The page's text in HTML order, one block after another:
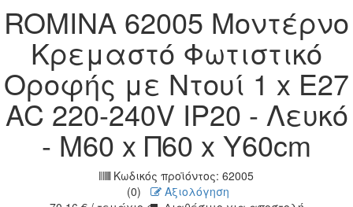
ROMINA 62005 Μοντέρνο
Κρεμαστό Φωτιστικό
Οροφής με Ντουί 1 x E27
AC 220-240V IP20 - Λευκό
- Μ60 x Π60 x Υ60cm
Κωδικός προϊόντος: 62005
(0)
Αξιολόγηση